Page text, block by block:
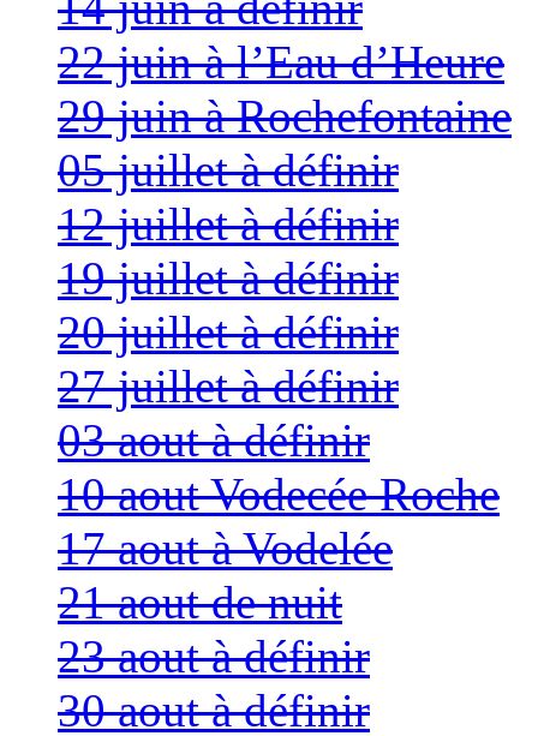
22 juin à l’Eau d’Heure
29 juin à Rochefontaine
05 juillet à définir
12 juillet à définir
19 juillet à définir
20 juillet à définir
27 juillet à définir
03 aout à définir
10 aout Vodecée Roche
17 aout à Vodelée
21 aout de nuit
23 aout à définir
30 aout à définir